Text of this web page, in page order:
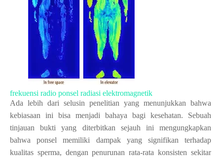
frekuensi radio ponsel radiasi elektromagnetik
Ada lebih dari selusin penelitian yang menunjukkan bahwa
kebiasaan ini bisa menjadi bahaya bagi kesehatan. Sebuah
tinjauan bukti yang diterbitkan sejauh ini mengungkapkan
bahwa ponsel memiliki dampak yang signifikan terhadap
kualitas sperma, dengan penurunan rata-rata konsisten sekitar